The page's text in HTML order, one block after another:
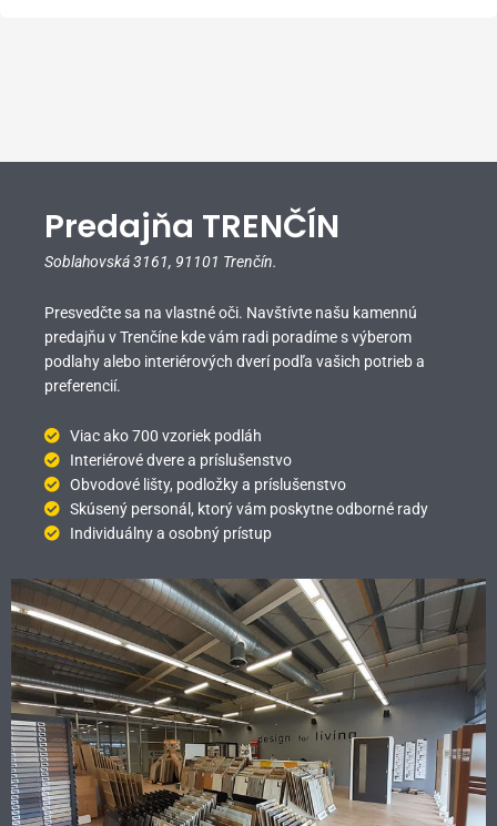
Predajňa TRENČÍN
Soblahovská 3161, 91101 Trenčín.
Presvedčte sa na vlastné oči. Navštívte našu kamennú
predajňu v Trenčíne kde vám radi poradíme s výberom
podlahy alebo interiérových dverí podľa vašich potrieb a
preferencií.
Viac ako 700 vzoriek podláh
Interiérové dvere a príslušenstvo
Obvodové lišty, podložky a príslušenstvo
Skúsený personál, ktorý vám poskytne odborné rady
Individuálny a osobný prístup